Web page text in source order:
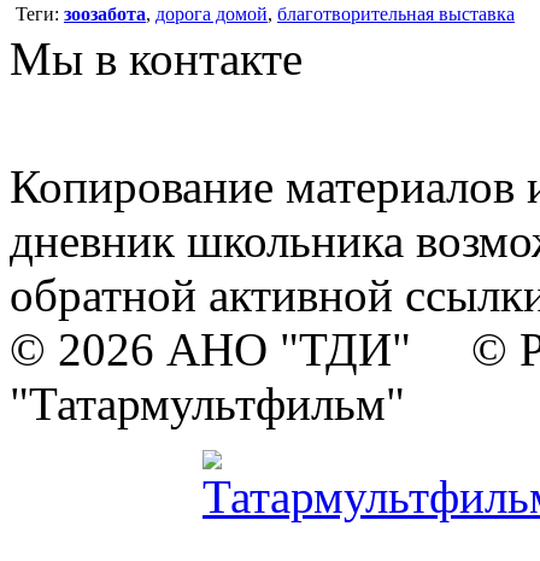
Теги: зоозабота, дорога домой, благотворительная выставка
Мы в контакте
Копирование материалов
дневник школьника
обратной активной
© 2026 АНО "ТДИ" ©
"Татармультфильм"